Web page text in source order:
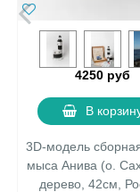
4250 руб
В
3D-модель
мыса Анива (о.
дерево, 42см,